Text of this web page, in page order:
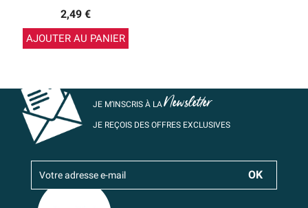
2,49 €
AJOUTER AU PANIER
JE M’INSCRIS À LANewsletter
JE REÇOIS DES OFFRES EXCLUSIVES